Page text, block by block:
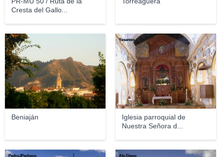
Cresta del Gallo...
Beniaján
Jayzaran
Iglesia parroquial de
Nuestra Señora d...
Yesaress
PedroJPacheco Ale Diego